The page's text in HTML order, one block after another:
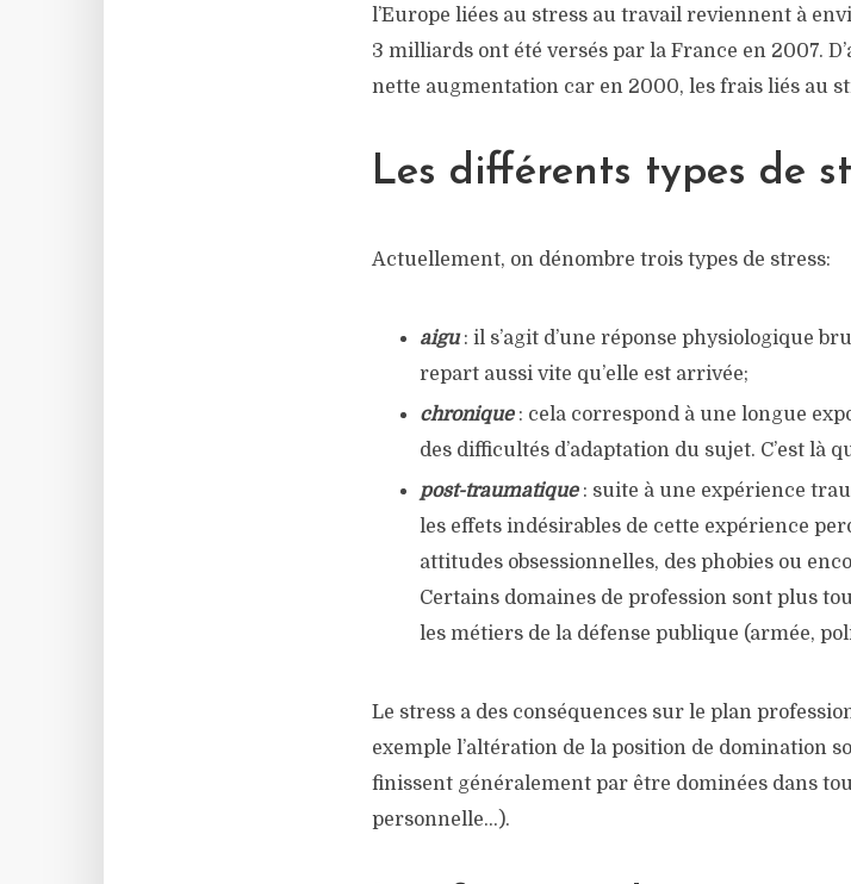
l’Europe liées au stress au travail reviennent à
3 milliards ont été versés par la France en 2007.
nette augmentation car en 2000, les frais liés au
Les différents types de
Actuellement, on dénombre trois types de stress:
aigu : il s’agit d’une réponse physiologique
repart aussi vite qu’elle est arrivée;
chronique : cela correspond à une longue
des difficultés d’adaptation du sujet. C’est là
post-traumatique: suite à une expérience
les effets indésirables de cette expérience
attitudes obsessionnelles, des phobies ou
Certains domaines de profession sont plus
les métiers de la défense publique (armée,
Le stress a des conséquences sur le plan
exemple l’altération de la position de domination
finissent généralement par être dominées dans
personnelle…).